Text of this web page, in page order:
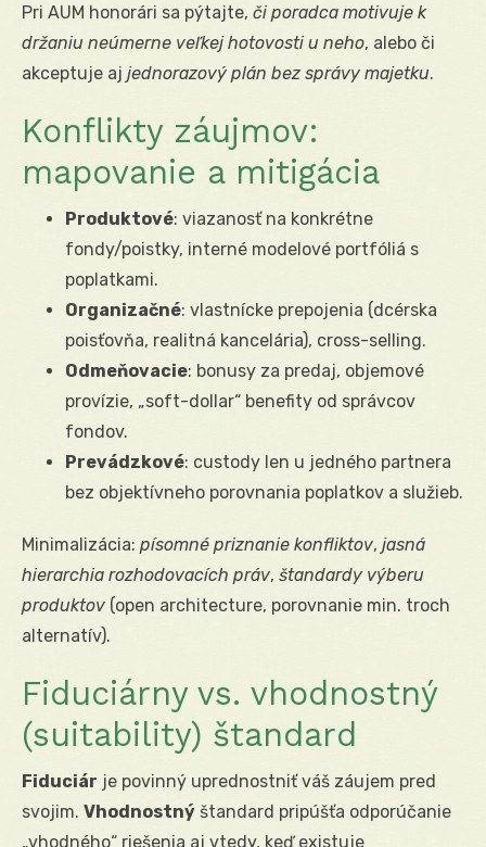
Pri AUM honorári sa pýtajte, či poradca motivuje k
držaniu neúmerne veľkej hotovosti u neho, alebo či
akceptuje aj jednorazový plán bez správy majetku.
Konflikty záujmov:
mapovanie a mitigácia
Produktové: viazanosť na konkrétne
fondy/poistky, interné modelové portfóliá s
poplatkami.
Organizačné: vlastnícke prepojenia (dcérska
poisťovňa, realitná kancelária), cross-selling.
Odmeňovacie: bonusy za predaj, objemové
provízie, „soft-dollar“ benefity od správcov
fondov.
Prevádzkové: custody len u jedného partnera
bez objektívneho porovnania poplatkov a služieb.
Minimalizácia: písomné priznanie konfliktov, jasná
hierarchia rozhodovacích práv, štandardy výberu
produktov (open architecture, porovnanie min. troch
alternatív).
Fiduciárny vs. vhodnostný
(suitability) štandard
Fiduciár je povinný uprednostniť váš záujem pred
svojim. Vhodnostný štandard pripúšťa odporúčanie
„vhodného“ riešenia aj vtedy, keď existuje